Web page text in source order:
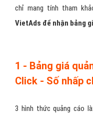
chỉ mang tính tham
VietAds để nhận bảng
1 - Bảng giá
Click - Số nhấp
3 hình thức quảng cáo